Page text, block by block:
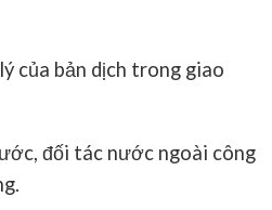
của bản dịch trong giao
đối tác nước ngoài công